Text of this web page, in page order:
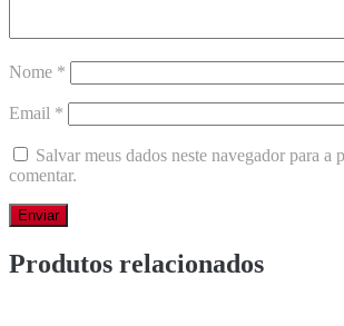
Nome *
Email *
Salvar meus dados neste navegador para a
comentar.
Produtos relacionados